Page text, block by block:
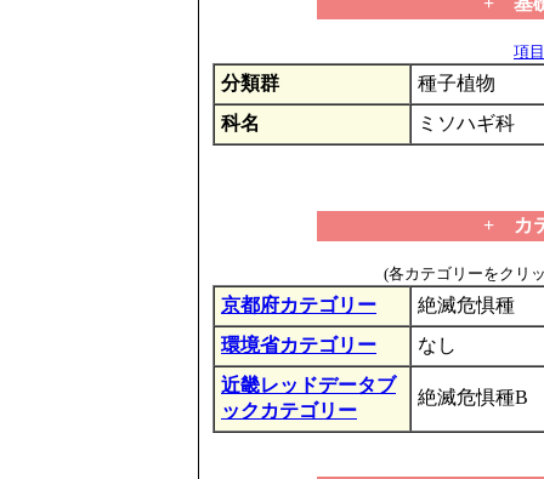
項
分類群
種子植物
科名
ミソハギ科
+ カ
(各カテゴリーをクリ
京都府カテゴリー
絶滅危惧種
環境省カテゴリー
なし
近畿レッドデータブ
ックカテゴリー
絶滅危惧種B